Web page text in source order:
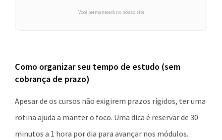
Você permanecerá no nosso site
Como organizar seu tempo de estudo (sem
cobrança de prazo)
Apesar de os cursos não exigirem prazos rígidos, ter uma
rotina ajuda a manter o foco. Uma dica é reservar de 30
minutos a 1 hora por dia para avançar nos módulos.